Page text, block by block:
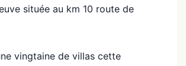
située au km 10 route de
vingtaine de villas cette